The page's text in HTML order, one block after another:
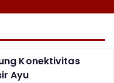
Konektivitas
Ayu